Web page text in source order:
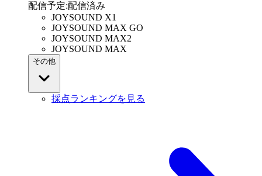
配信予定:配信済み
JOYSOUND X1
JOYSOUND MAX GO
JOYSOUND MAX2
JOYSOUND MAX
その他
採点ランキングを見る